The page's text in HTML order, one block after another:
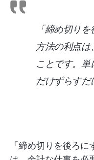
「締め切り
方法の利点
ことです。単
だけずらすだ
「締め切りを後ろ